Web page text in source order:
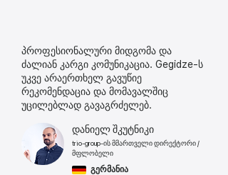
პროფესიონალური მიდგომა და
ძალიან კარგი კომუნიკაცია. Gegidze-ს
უკვე არაერთხელ გავუწიე
რეკომენდაცია და მომავალშიც
უცილებლად გავაგრძელებ.
დანიელ შკუტნიკი
trio-group-ის მმართველი დირექტორი /
მფლობელი
გერმანია